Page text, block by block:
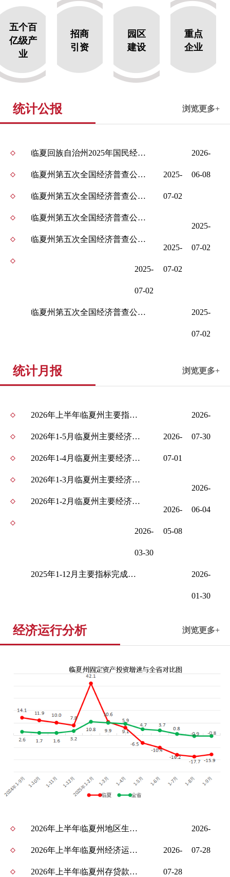
五个百
亿级产
业
招商
引资
园区
建设
重点
企业
统计公报 浏览更多+
临夏回族自治州2025年国民经济和社会发展统计公报 2026-
06-08
临夏州第五次全国经济普查公报（第七号） ——分区域单位和从业人员情况 2025-
07-02
临夏州第五次全国经济普查公报（第六号） ——部分新兴产业发展情况
2025-
07-02
临夏州第五次全国经济普查公报（第五号） ——第三产业基本情况之二
2025-
07-02
临夏州第五次全国经济普查公报（第四号） ——第三产业基本情况之一
2025-
07-02
临夏州第五次全国经济普查公报（第三号） ——第二产业基本情况 2025-
07-02
统计月报 浏览更多+
2026年上半年临夏州主要指标完成情况表 2026-
07-30
2026年1-5月临夏州主要经济指标完成情况表 2026-
07-01
2026年1-4月临夏州主要经济指标完成情况表
2026-
06-04
2026年1-3月临夏州主要经济指标完成情况表
2026-
05-08
2026年1-2月临夏州主要经济指标完成情况表
2026-
03-30
2025年1-12月主要指标完成情况表 2026-
01-30
经济运行分析 浏览更多+
2026年上半年临夏州地区生产总值同比增长3.8% 2026-
07-28
2026年上半年临夏州经济运行情况 2026-
07-28
2026年上半年临夏州存贷款余额持续增长